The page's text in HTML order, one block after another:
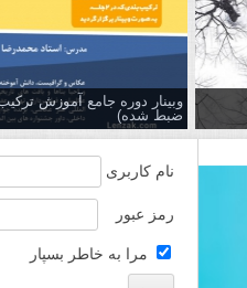
وبینار دوره جامع آموزش
ضبط شده)
نام کاربری
رمز عبور
مرا به خاطر بسپار